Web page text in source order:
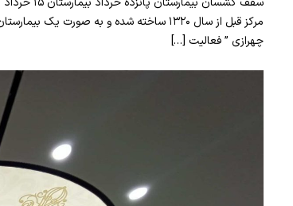
سقف گلکسی
چهرازی ” فعالیت […]